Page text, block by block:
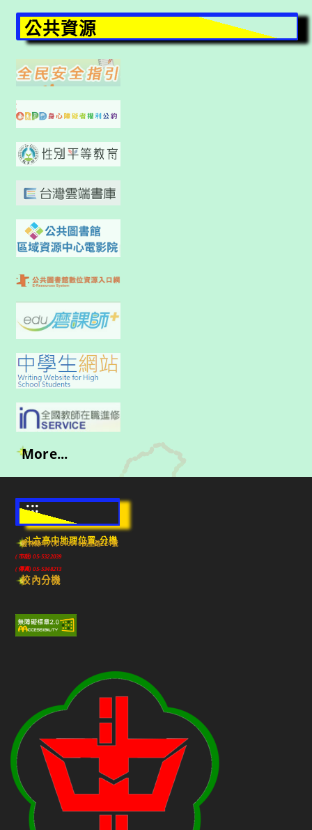
公共資源
More...
:::
斗六高中地理位置-分機
雲林縣斗六市640010民生路224號
(市話) 05-5322039
(傳真) 05-5348213
校內分機